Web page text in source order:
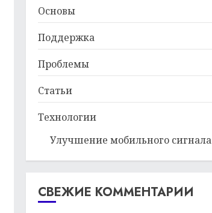
Основы
Поддержка
Проблемы
Статьи
Технологии
Улучшение мобильного сигнала
СВЕЖИЕ КОММЕНТАРИИ